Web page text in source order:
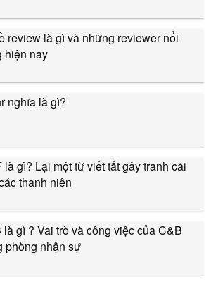
review là gì và những reviewer nổi
hiện nay
nghĩa là gì?
là gì? Lại một từ viết tắt gây tranh cãi
thanh niên
là gì ? Vai trò và công việc của C&B
phòng nhận sự